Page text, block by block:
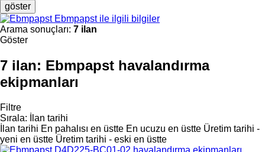
göster
Ebmpapst ile ilgili bilgiler
Arama sonuçları: 7 ilan
Göster
7 ilan: Ebmpapst havalandırma
ekipmanları
Filtre
Sırala:
İlan tarihi
İlan tarihi En pahalısı en üstte En ucuzu en üstte Üretim tarihi -
yeni en üstte Üretim tarihi - eski en üstte